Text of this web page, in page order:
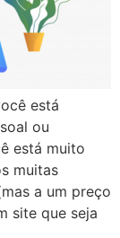
está
ou
está muito
muitas
a um preço
site que seja